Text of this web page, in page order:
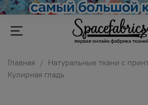
Главная
Натуральные ткани с
Кулирная гладь